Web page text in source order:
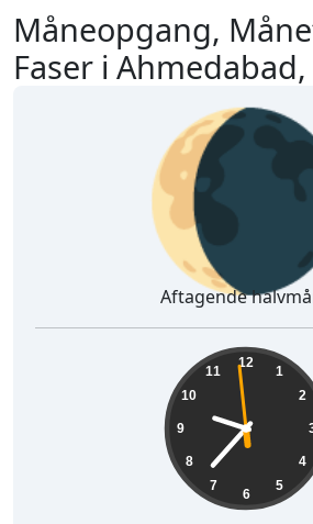
Måneopgang,
Faser i
Aftagende
12
1
2
4
5
6
7
8
9
10
11